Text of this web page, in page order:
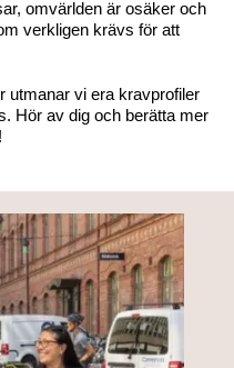
omvärlden är osäker och
verkligen krävs för att
utmanar vi era kravprofiler
Hör av dig och berätta mer